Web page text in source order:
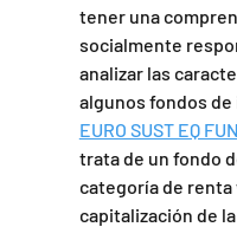
tener una
socialmente
analizar las
algunos fondos
EURO SUST EQ
trata de un fondo
categoría de renta
capitalización de